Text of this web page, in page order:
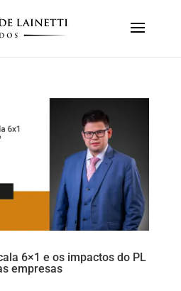
6×1 e os impactos do PL
empresas